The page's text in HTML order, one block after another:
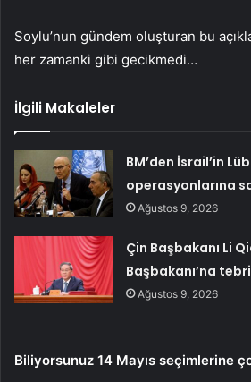
Soylu’nun gündem oluşturan bu
her zamanki gibi gecikmedi…
İlgili Makaleler
BM’den İsrail’in
operasyonlarına
Ağustos 9, 2026
Çin Başbakanı Li
Başbakanı’na
Ağustos 9, 2026
Biliyorsunuz 14 Mayıs seçimlerine